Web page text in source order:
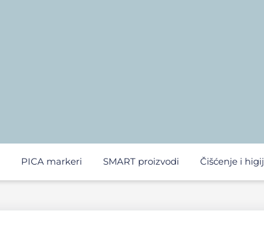
PICA markeri SMART proizvodi Čišćenje i